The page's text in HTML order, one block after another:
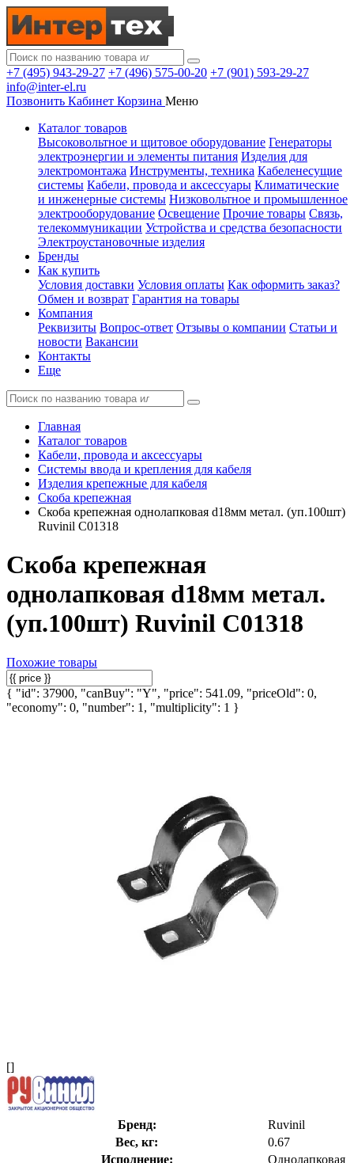
+7 (495) 943-29-27 +7 (496) 575-00-20 +7 (901) 593-29-27
info@inter-el.ru
Позвонить Кабинет Корзина Меню
Каталог товаров
Высоковольтное и щитовое оборудование Генераторы
электроэнергии и элементы питания Изделия для
электромонтажа Инструменты, техника Кабеленесущие
системы Кабели, провода и аксессуары Климатические
и инженерные системы Низковольтное и промышленное
электрооборудование Освещение Прочие товары Связь,
телекоммуникации Устройства и средства безопасности
Электроустановочные изделия
Бренды
Как купить
Условия доставки Условия оплаты Как оформить заказ?
Обмен и возврат Гарантия на товары
Компания
Реквизиты Вопрос-ответ Отзывы о компании Статьи и
новости Вакансии
Контакты
Еще
Главная
Каталог товаров
Кабели, провода и аксессуары
Системы ввода и крепления для кабеля
Изделия крепежные для кабеля
Скоба крепежная
Скоба крепежная однолапковая d18мм метал. (уп.100шт)
Ruvinil С01318
Скоба крепежная
однолапковая d18мм метал.
(уп.100шт) Ruvinil С01318
Похожие товары
{ "id": 37900, "canBuy": "Y", "price": 541.09, "priceOld": 0,
"economy": 0, "number": 1, "multiplicity": 1 }
[]
Бренд:
Ruvinil
Вес, кг:
0.67
Исполнение:
Однолапковая